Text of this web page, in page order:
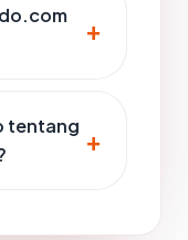
tentang